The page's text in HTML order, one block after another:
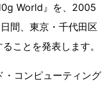
World』を、2005
間、東京・千代田区
ことを発表します。
・コンピューティング